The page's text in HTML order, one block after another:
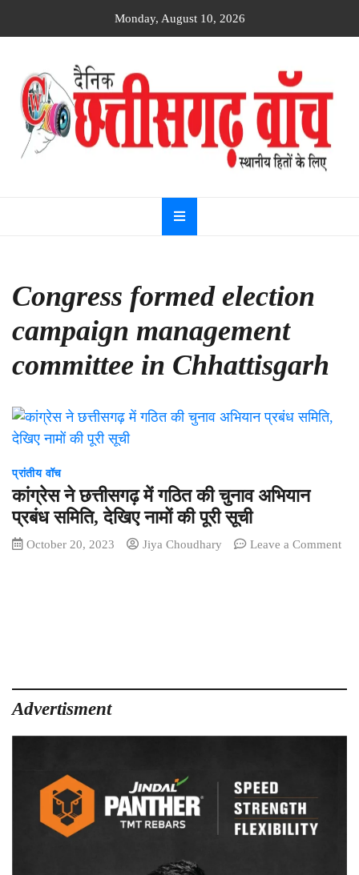
Monday, August 10, 2026
Dainik
Chhattisgarh
watch
Congress formed election
campaign management
committee in Chhattisgarh
प्रांतीय वॉच
कांग्रेस ने छत्तीसगढ़ में गठित की चुनाव अभियान
प्रबंध समिति, देखिए नामों की पूरी सूची
October 20, 2023 Jiya Choudhary
Leave a Comment
अभियान
प्रबंध
समिति,
Advertisment